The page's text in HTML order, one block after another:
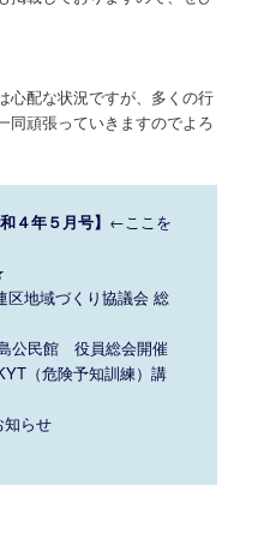
心配な状況ですが、多くの行
同頑張っていきますのでよろ
４年５月号】 ←ここを
地域づくり協議会 総
公民館 役員総会開催
（危険予知訓練）講
知らせ